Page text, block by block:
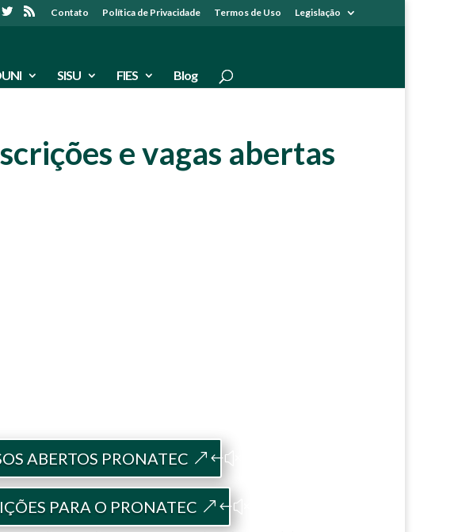
Contato Política de Privacidade Termos de Uso Legislação
SISU FIES Blog
e vagas abertas
ABERTOS PRONATEC
PARA O PRONATEC